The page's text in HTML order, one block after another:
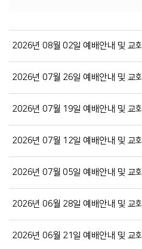
2026년 08월 02일 예배안내 및 교
2026년 07월 26일 예배안내 및 교
2026년 07월 19일 예배안내 및 교
2026년 07월 12일 예배안내 및 교
2026년 07월 05일 예배안내 및 교
2026년 06월 28일 예배안내 및 교
2026년 06월 21일 예배안내 및 교